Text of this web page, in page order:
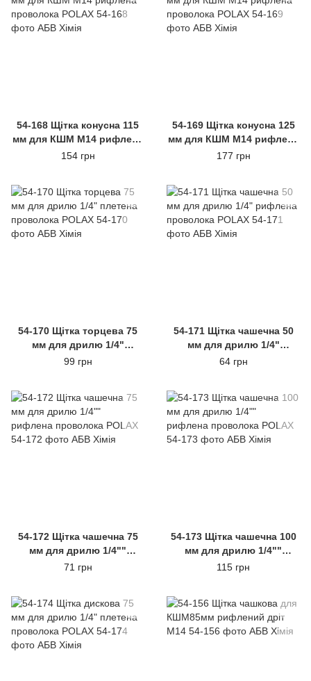
54-168 Щітка конусна 115
мм для КШМ М14 рифлена
проволока POLAX
154 грн
54-169 Щітка конусна 125
мм для КШМ М14 рифлена
проволока POLAX
177 грн
54-170 Щітка торцева 75
мм для дрилю 1/4"
плетена проволока POLAX
99 грн
54-171 Щітка чашечна 50
мм для дрилю 1/4"
рифлена проволока
64 грн
54-172 Щітка чашечна 75
мм для дрилю 1/4""
рифлена проволока
71 грн
54-173 Щітка чашечна 100
мм для дрилю 1/4""
рифлена проволока
115 грн